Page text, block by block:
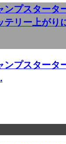
ンプスタータ
リー上がり
ンプスタータ